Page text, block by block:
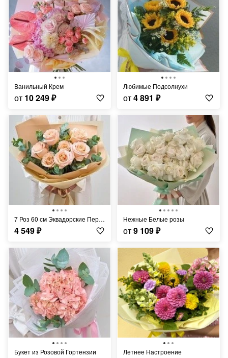
Ванильный Крем
от 10 249₽
Любимые Подсолнухи
от4 891 ₽
7 Роз 60 см Эквадорские Персиковые Шиммер
4 549₽
Нежные Белые розы
от9 109₽
Букет из Розовой Гортензии Летнее Настроение